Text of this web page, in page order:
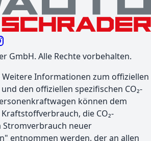
GmbH. Alle Rechte vorbehalten.
Weitere Informationen zum offiziellen
den offiziellen spezifischen CO₂-
können dem
die CO₂-
Stromverbrauch neuer
entnommen werden, der an allen